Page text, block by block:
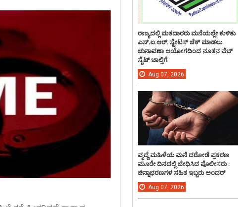
ರಾಜ್ಯದಲ್ಲಿ ಮತದಾರರು ಮನೆಯಲ್ಲೇ ಕುಳಿತು
ಎಸ್.ಐ.ಆರ್. ಸ್ಟೇಟಸ್ ಚೆಕ್ ಮಾಡಲು
ಚುನಾವಣಾ ಆಯೋಗದಿಂದ ನೂತನ ವೆಬ್
ಸೈಟ್ ಚಾಲ್ತಿಗೆ
Aug 07, 2026
ವೃದ್ದೆ ಮಹಿಳೆಯ ಮನೆ ದರೋಡೆ ಪ್ರಕರಣ
ಮೂರೇ ದಿನದಲ್ಲಿ ಬೇಧಿಸಿದ ಪೊಲೀಸರು :
ಚಿನ್ನಾಭರಣಗಳ ಸಹಿತ ಇಬ್ಬರು ಅಂದರ್
Aug 07, 2026